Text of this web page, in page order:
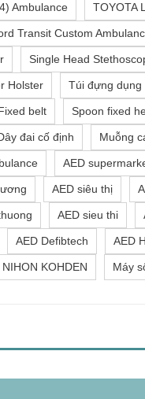
Ambulance TOYOTA
Transit Custom
Single Head
Holster Túi đựng dụng
belt Spoon fixed
đai cố định Muỗng
AED
AED siêu thị
AED sieu thi
AED Defibtech AED
NIHON KOHDEN Máy